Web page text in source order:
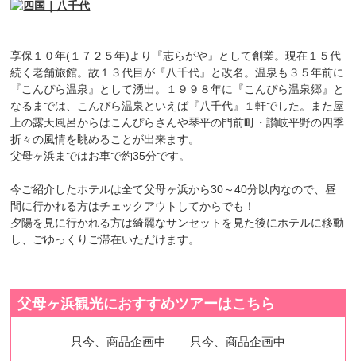
享保１０年(１７２５年)より『志らがや』として創業。現在１５代
続く老舗旅館。故１３代目が『八千代』と改名。温泉も３５年前に
『こんぴら温泉』として湧出。１９９８年に『こんぴら温泉郷』と
なるまでは、こんぴら温泉といえば『八千代』１軒でした。また屋
上の露天風呂からはこんぴらさんや琴平の門前町・讃岐平野の四季
折々の風情を眺めることが出来ます。
父母ヶ浜まではお車で約35分です。
今ご紹介したホテルは全て父母ヶ浜から30～40分以内なので、昼
間に行かれる方はチェックアウトしてからでも！
夕陽を見に行かれる方は綺麗なサンセットを見た後にホテルに移動
し、ごゆっくりご滞在いただけます。
父母ヶ浜観光におすすめツアーはこちら
只今、商品企画中 只今、商品企画中